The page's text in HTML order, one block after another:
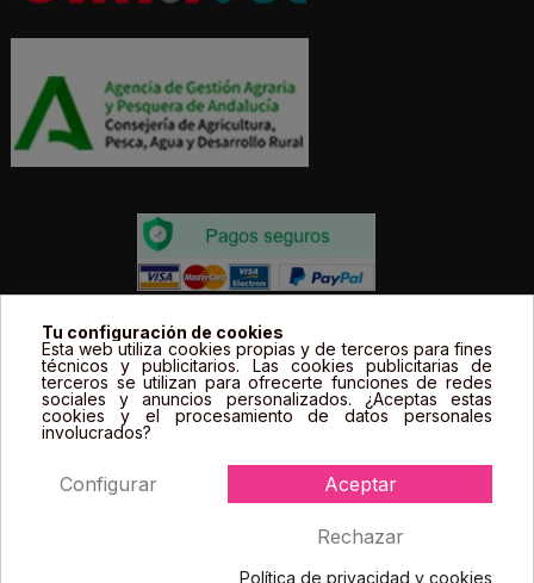
Todos los precios estás expresados en Euros e
incluyen el IVA. | Todas las marcas, logotipos y fotos de
productos son propiedad legal de sus propietarios y
sólo se muestran a título informativo.
Tu configuración de cookies
Esta web utiliza cookies propias y de terceros para fines
técnicos y publicitarios. Las cookies publicitarias de
terceros se utilizan para ofrecerte funciones de redes
sociales y anuncios personalizados. ¿Aceptas estas
cookies y el procesamiento de datos personales
involucrados?
Aceptar
Rechazar
Configurar
Política de privacidad y cookies